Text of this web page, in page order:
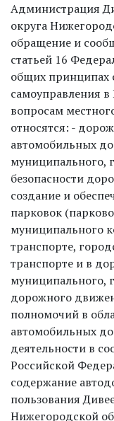
Администрация
округа
обращение и
статьей 16
общих принципах
самоуправления
вопросам
относятся: -
автомобильных
муниципального,
безопасности
создание и
парковок
муниципального
транспорте,
транспорте и в
муниципального,
дорожного
полномочий в
автомобильных
деятельности в
Российской
содержание
пользования
Нижегородской